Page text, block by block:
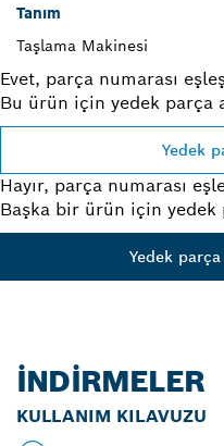
Tanım
Taşlama Makinesi
Evet, parça numarası
Bu ürün için yedek parça
Yedek
Hayır, parça numarası
Başka bir ürün için yedek
Yedek
İNDIRMELER
KULLANIM KILAVUZU